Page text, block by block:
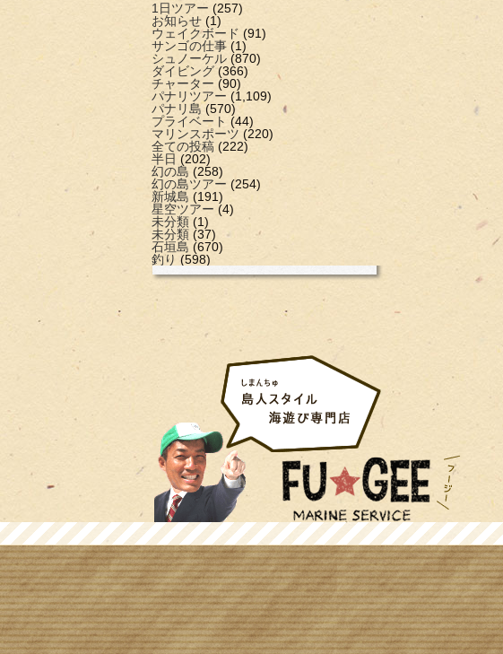
1日ツアー (257)
お知らせ (1)
ウェイクボード (91)
サンゴの仕事 (1)
シュノーケル (870)
ダイビング (366)
チャーター (90)
パナリツアー (1,109)
パナリ島 (570)
プライベート (44)
マリンスポーツ (220)
全ての投稿 (222)
半日 (202)
幻の島 (258)
幻の島ツアー (254)
新城島 (191)
星空ツアー (4)
未分類 (1)
未分類 (37)
石垣島 (670)
釣り (598)